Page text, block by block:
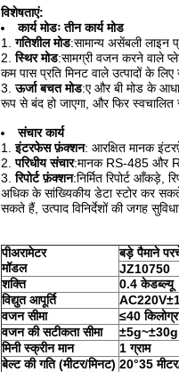
विशेषताएं:
कार्य मोडः तीन कार्य मोड
गतिशील मोड:सामान्य असेंबली लाइन
स्थिर मोड:सामग्री वजन करने वाले
कम पास प्रति मिनट वाले उत्पादों के
ऊर्जा बचत मोड:ए और बी मोड के
रूप से बंद हो जाएगा, और फिर
संचार कार्य
इंटरफेस फ़ंक्शन: आरक्षित मानक
परिधीय संचार:मानक RS-485 और
रिपोर्ट फ़ंक्शन:निर्मित रिपोर्ट
अधिक के सांख्यिकीय डेटा स्टोर कर सकते
सकते हैं, उत्पाद विनिर्देशों की जगह
पीअरामेटर
मॉडल
बड़े पैमाने पर
JZ10750
शक्ति
0.4 केडब्ल्यू
विद्युत आपूर्ति
वजन सीमा
≤40
वजन की सटीकता सीमा
±5g~±30g
मिनी स्क्रीन मान
1 ग्राम
बेल्ट की गति (मीटर/मिनट) 20°35